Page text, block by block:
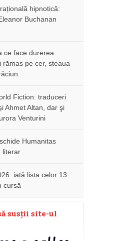
hipnotică:
Buchanan
ce face durerea
rămas pe cer, steaua
Fiction: traduceri
Ahmet Altan, dar şi
Venturini
Humanitas
literar
iată lista celor 13
cursă
susţii site-ul